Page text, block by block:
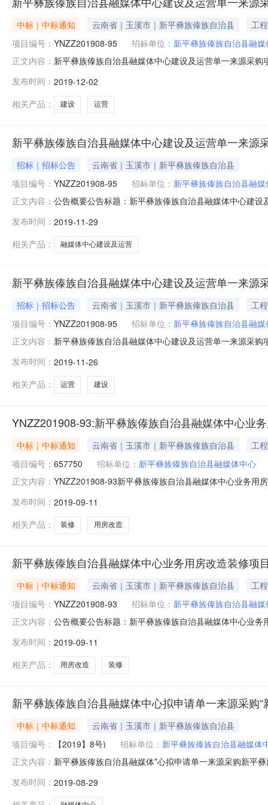
中标｜中标通知 云南省｜玉溪市｜新平彝族傣族自治县
工
项目编号： YNZZ201908-95 招标单位： 新平彝族傣族自治县融
正文内容： 新平彝族傣族自治县融媒体中心建设及运营单一来源采
新平彝族傣族自治县融媒体中心建设及运营单一来源采
供应商资格要求：4.1供应
发布时间： 2019-12-02
相关产品：
建设 运营
新平彝族傣族自治县融媒体中心建设及运营单一来源
招标｜招标公告
云南省｜玉溪市｜新平彝族傣族自治县
项目编号： YNZZ201908-95 招标单位： 新平彝族傣族自治县融
正文内容： 公告概要公告标题：新平彝族傣族自治县融媒体中心建
服务收费管理暂行办法》及发改办价格[2003]857号文《
2019-11-29公
发布时间： 2019-11-29
相关产品：
融媒体中心建设及运营
新平彝族傣族自治县融媒体中心建设及运营单一来源
招标｜招标公告 云南省｜玉溪市｜新平彝族傣族自治县
工
项目编号： YNZZ201908-95 招标单位： 新平彝族傣族自治县融
正文内容： 新平彝族傣族自治县融媒体中心建设及运营单一来源采
式：项目联系人方老师项目联系电话13988480168采购
代
发布时间： 2019-11-26
相关产品：
运营 建设
YNZZ201908-93:新平彝族傣族自治县融媒体中心业
中标｜中标通知 云南省｜玉溪市｜新平彝族傣族自治县
工
项目编号： 657750 招标单位： 新平彝族傣族自治县融媒体中心
正文内容： YNZZ201908-93新平彝族傣族自治县融媒体中心业务用
2019年09月10日定标日期：2019年09月10日采购结果
发布时间： 2019-09-11
相关产品：
装修 用房改造
新平彝族傣族自治县融媒体中心业务用房改造装修项
中标｜中标通知 云南省｜玉溪市｜新平彝族傣族自治县
工
项目编号： YNZZ201908-93 招标单位： 新平彝族傣族自治县融
正文内容： 公告概要公告标题：新平彝族傣族自治县融媒体中心业
[2003]857号文件规定的标准向成交人收取收费金额(万
发布时间： 2019-09-11
相关产品：
用房改造 装修
新平彝族傣族自治县融媒体中心拟申请单一来源采购
中标｜中标通知
云南省｜玉溪市｜新平彝族傣族自治县
项目编号：
【2019】8号) 招标单位： 新平彝族傣族自治县融媒体
正文内容： 新平彝族傣族自治县融媒体*心拟申请单一来源采购新平
及要求：1.新平彝族傣族自治县融媒体*心平台建设2.采
***、国家新闻出
发布时间： 2019-08-29